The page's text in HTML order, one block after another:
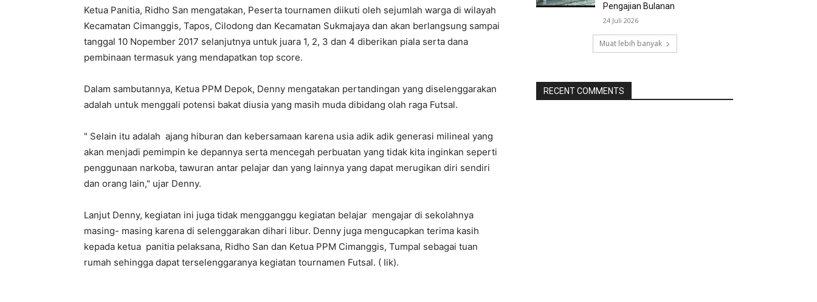
Ketua Panitia, Ridho San mengatakan, Peserta tournamen diikuti oleh sejumlah warga di wilayah
Kecamatan Cimanggis, Tapos, Cilodong dan Kecamatan Sukmajaya dan akan berlangsung sampai
tanggal 10 Nopember 2017 selanjutnya untuk juara 1, 2, 3 dan 4 diberikan piala serta dana
pembinaan termasuk yang mendapatkan top score.
Dalam sambutannya, Ketua PPM Depok, Denny mengatakan pertandingan yang diselenggarakan
adalah untuk menggali potensi bakat diusia yang masih muda dibidang olah raga Futsal.
" Selain itu adalah ajang hiburan dan kebersamaan karena usia adik adik generasi milineal yang
akan menjadi pemimpin ke depannya serta mencegah perbuatan yang tidak kita inginkan seperti
penggunaan narkoba, tawuran antar pelajar dan yang lainnya yang dapat merugikan diri sendiri
dan orang lain," ujar Denny.
Lanjut Denny, kegiatan ini juga tidak mengganggu kegiatan belajar mengajar di sekolahnya
masing- masing karena di selenggarakan dihari libur. Denny juga mengucapkan terima kasih
kepada ketua panitia pelaksana, Ridho San dan Ketua PPM Cimanggis, Tumpal sebagai tuan
rumah sehingga dapat terselenggaranya kegiatan tournamen Futsal. ( Iik).
Pengajian Bulanan
24 Juli 2026
Muat lebih banyak
RECENT COMMENTS